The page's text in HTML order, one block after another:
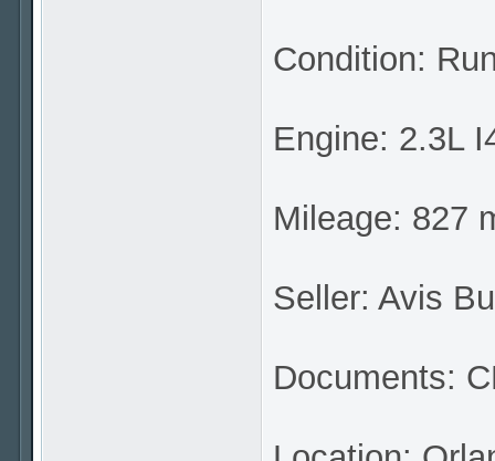
Condition:
Engine: 2.3L
Mileage: 827
Seller: Avis
Documents: